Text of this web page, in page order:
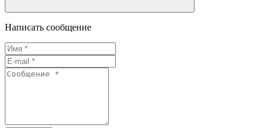
Написать сообщение